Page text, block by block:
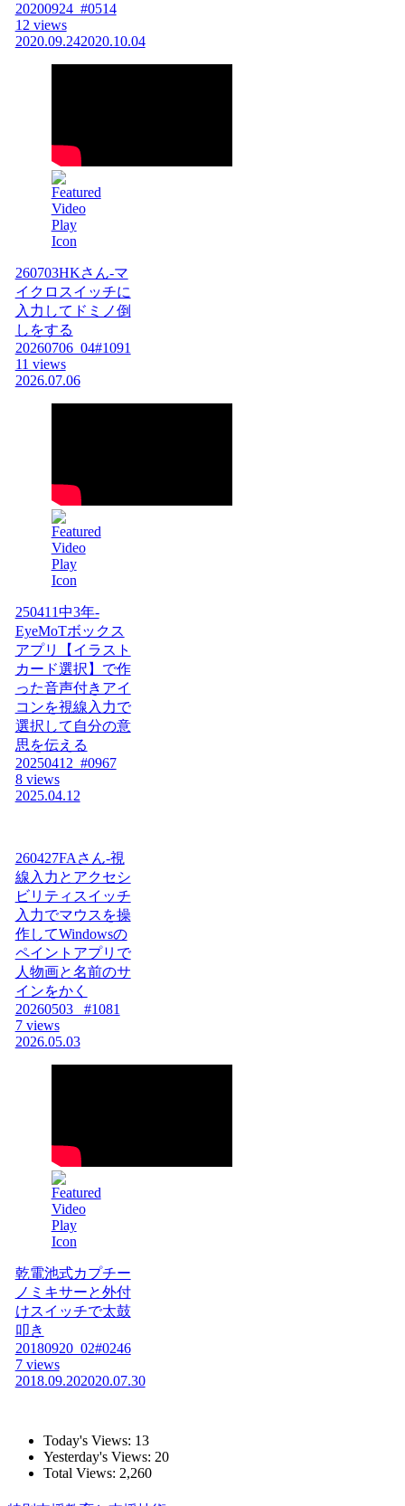
20200924_#0514
12 views
2020.09.242020.10.04
260703HKさん-マ
イクロスイッチに
入力してドミノ倒
しをする
20260706_04#1091
11 views
2026.07.06
250411中3年-
EyeMoTボックス
アプリ【イラスト
カード選択】で作
った音声付きアイ
コンを視線入力で
選択して自分の意
思を伝える
20250412_#0967
8 views
2025.04.12
260427FAさん-視
線入力とアクセシ
ビリティスイッチ
入力でマウスを操
作してWindowsの
ペイントアプリで
人物画と名前のサ
インをかく
20260503_ #1081
7 views
2026.05.03
乾電池式カプチー
ノミキサーと外付
けスイッチで太鼓
叩き
20180920_02#0246
7 views
2018.09.202020.07.30
Today's Views: 13
Yesterday's Views: 20
Total Views: 2,260